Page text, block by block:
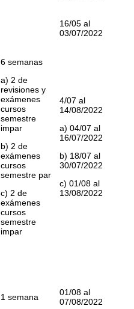
16/05 al
03/07/2022
6 semanas
a) 2 de
revisiones y
exámenes
cursos
semestre
impar
b) 2 de
exámenes
cursos
semestre par
c) 2 de
exámenes
cursos
semestre
impar
4/07 al
14/08/2022
a) 04/07 al
16/07/2022
b) 18/07 al
30/07/2022
c) 01/08 al
13/08/2022
1 semana
01/08 al
07/08/2022